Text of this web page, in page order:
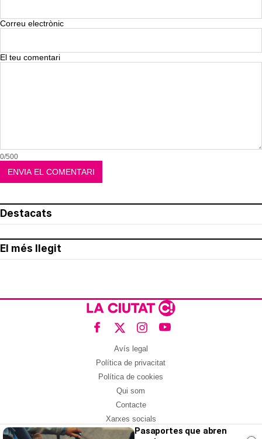
Correu electrònic
El teu comentari
0/500
Destacats
El més llegit
Avís legal
Política de privacitat
Política de cookies
Qui som
Contacte
Xarxes socials
Pasaportes que abren